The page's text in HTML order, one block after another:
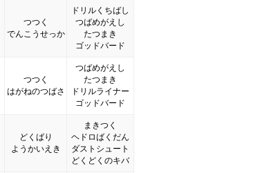
つつく
でんこうせっか
ドリルくちばし
つばめがえし
たつまき
ゴッドバード
つつく
はがねのつばさ
つばめがえし
たつまき
ドリルライナー
ゴッドバード
どくばり
ようかいえき
まきつく
ヘドロばくだん
ダストシュート
どくどくのキバ